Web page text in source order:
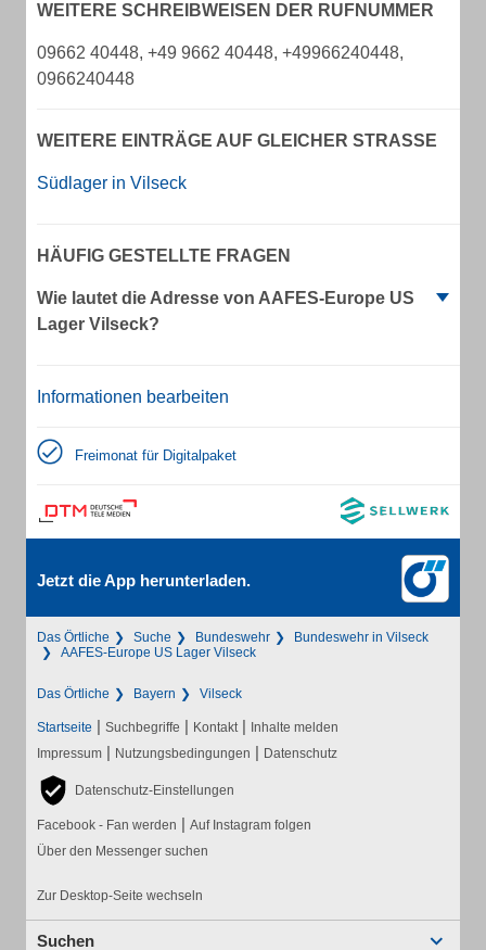
WEITERE SCHREIBWEISEN DER RUFNUMMER
09662 40448, +49 9662 40448, +49966240448,
0966240448
WEITERE EINTRÄGE AUF GLEICHER STRASSE
Südlager in Vilseck
HÄUFIG GESTELLTE FRAGEN
Wie lautet die Adresse von AAFES-Europe US
Lager Vilseck?
Informationen bearbeiten
Freimonat für Digitalpaket
Jetzt die App herunterladen.
Das Örtliche Suche Bundeswehr
Bundeswehr in Vilseck
AAFES-Europe US Lager Vilseck
Das Örtliche Bayern Vilseck
Startseite | Suchbegriffe | Kontakt | Inhalte melden
Impressum | Nutzungsbedingungen | Datenschutz
Datenschutz-Einstellungen
Facebook - Fan werden | Auf Instagram folgen
Über den Messenger suchen
Zur Desktop-Seite wechseln
Suchen